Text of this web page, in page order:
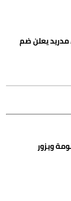
مدريد يعلن ضم
ويزور